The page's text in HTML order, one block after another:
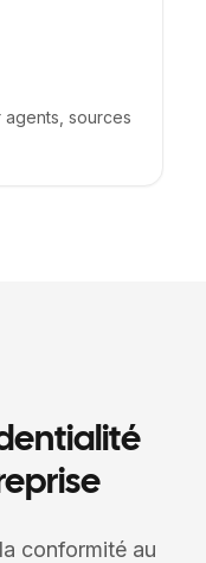
agents, sources
conformité au